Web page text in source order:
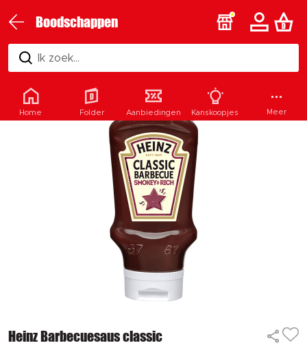
Boodschappen
Ik zoek...
Heinz Barbecuesaus classic
Home Folder Aanbiedingen Kanskoopjes Meer